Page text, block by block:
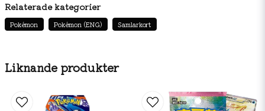
Liknande produkter
Pokémon Scarlet & Violet 4.5: Paldean Fates Elite
Trainer Box innehåll/detaljer:
1st Full Art Mimikyu Alternate Art kort
45st energy Pokémonkort
Relaterade kategorier
Pokémon Pokémon (ENG) Samlarkort